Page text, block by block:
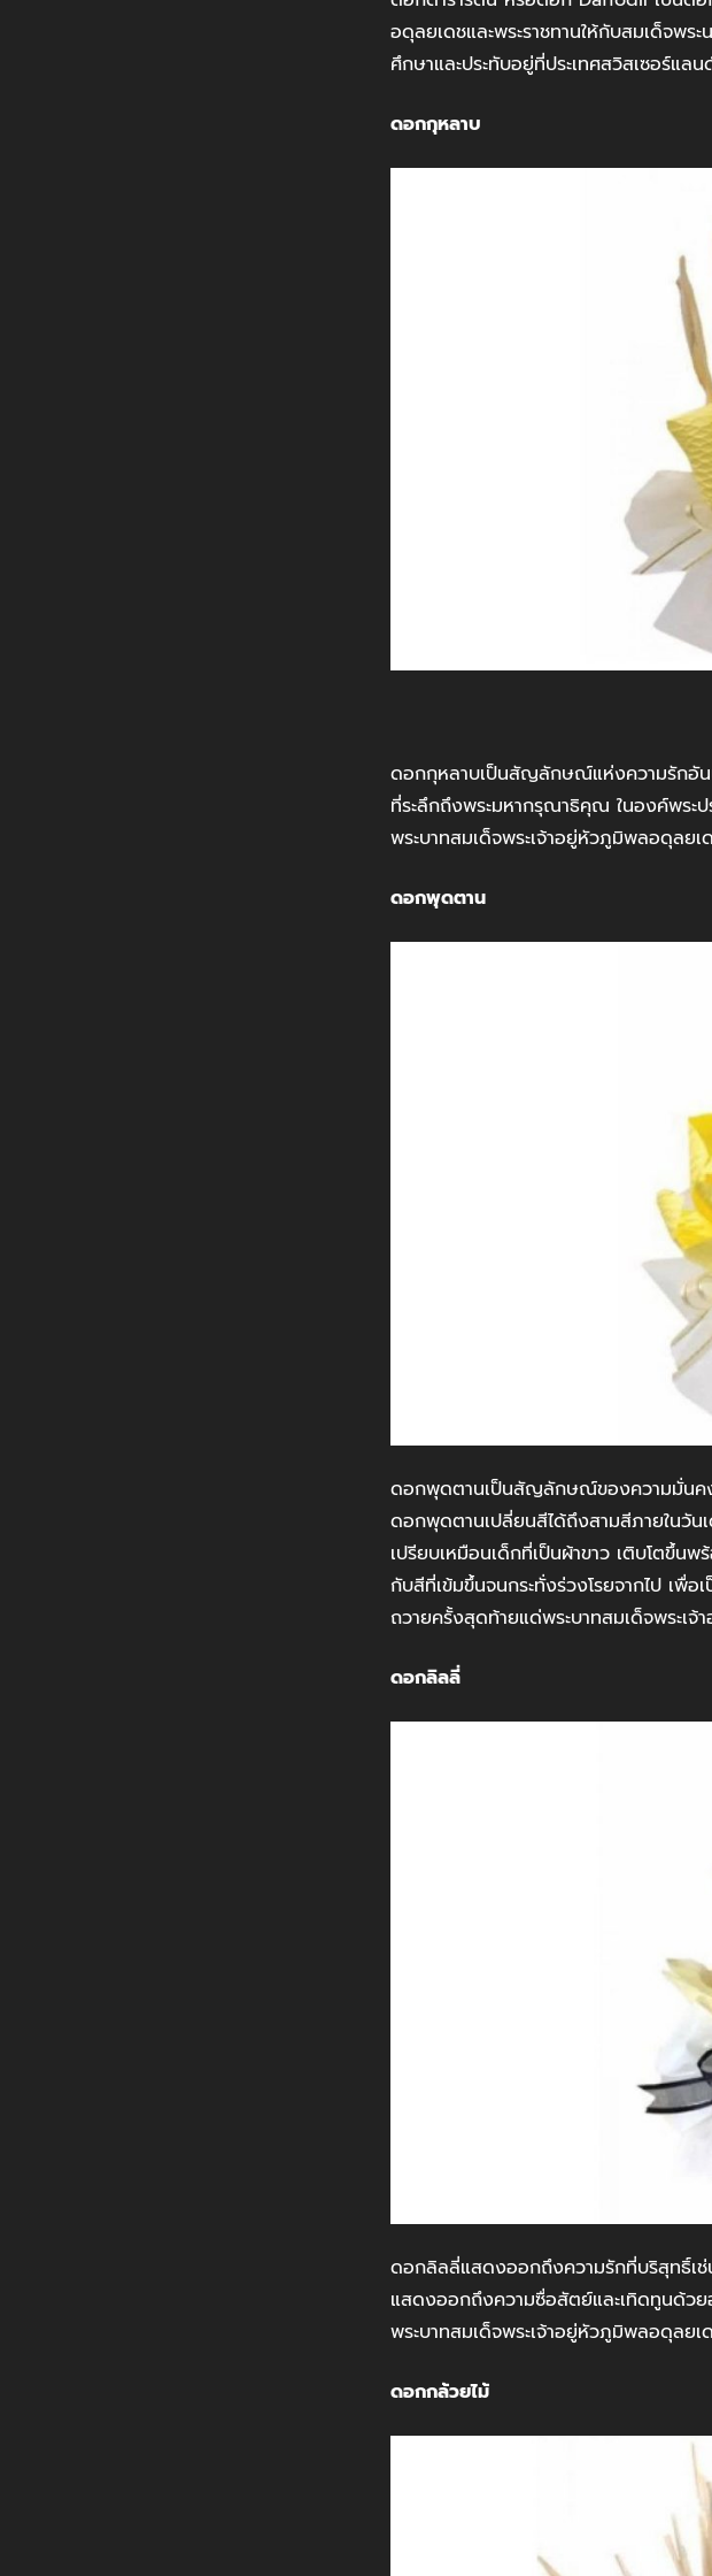
อดุลยเดชและพระราชทานให้กับสมเด็จพร
ศึกษาและประทับอยู่ที่ประเทศสวิสเซอร์แลน
ดอกกุหลาบ
ดอกกุหลาบเป็นสัญลักษณ์แห่งความรักอั
ที่ระลึกถึงพระมหากรุณาธิคุณ ในองค์พระ
พระบาทสมเด็จพระเจ้าอยู่หัวภูมิพลอดุลย
ดอกพุดตาน
ดอกพุดตานเป็นสัญลักษณ์ของความมั่นคง
ดอกพุดตานเปลี่ยนสีได้ถึงสามสีภายในวั
เปรียบเหมือนเด็กที่เป็นผ้าขาว เติบโตขึ้
กับสีที่เข้มขึ้นจนกระทั่งร่วงโรยจากไป เพื่
ถวายครั้งสุดท้ายแด่พระบาทสมเด็จพระเ
ดอกลิลลี่
ดอกลิลลี่แสดงออกถึงความรักที่บริสุทธิ์เ
แสดงออกถึงความซื่อสัตย์และเทิดทูนด้ว
พระบาทสมเด็จพระเจ้าอยู่หัวภูมิพลอดุลย
ดอกกล้วยไม้